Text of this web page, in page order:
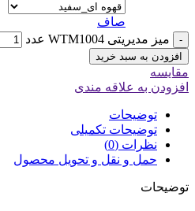
صاف
- میز مدیریتی WTM1004 عدد
افزودن به سبد خرید
مقایسه
افزودن به علاقه مندی
توضیحات
توضیحات تکمیلی
نظرات (0)
حمل و نقل و تحویل محصول
توضیحات